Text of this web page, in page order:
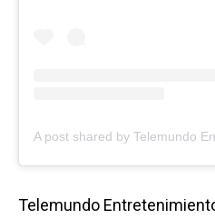
Telemundo